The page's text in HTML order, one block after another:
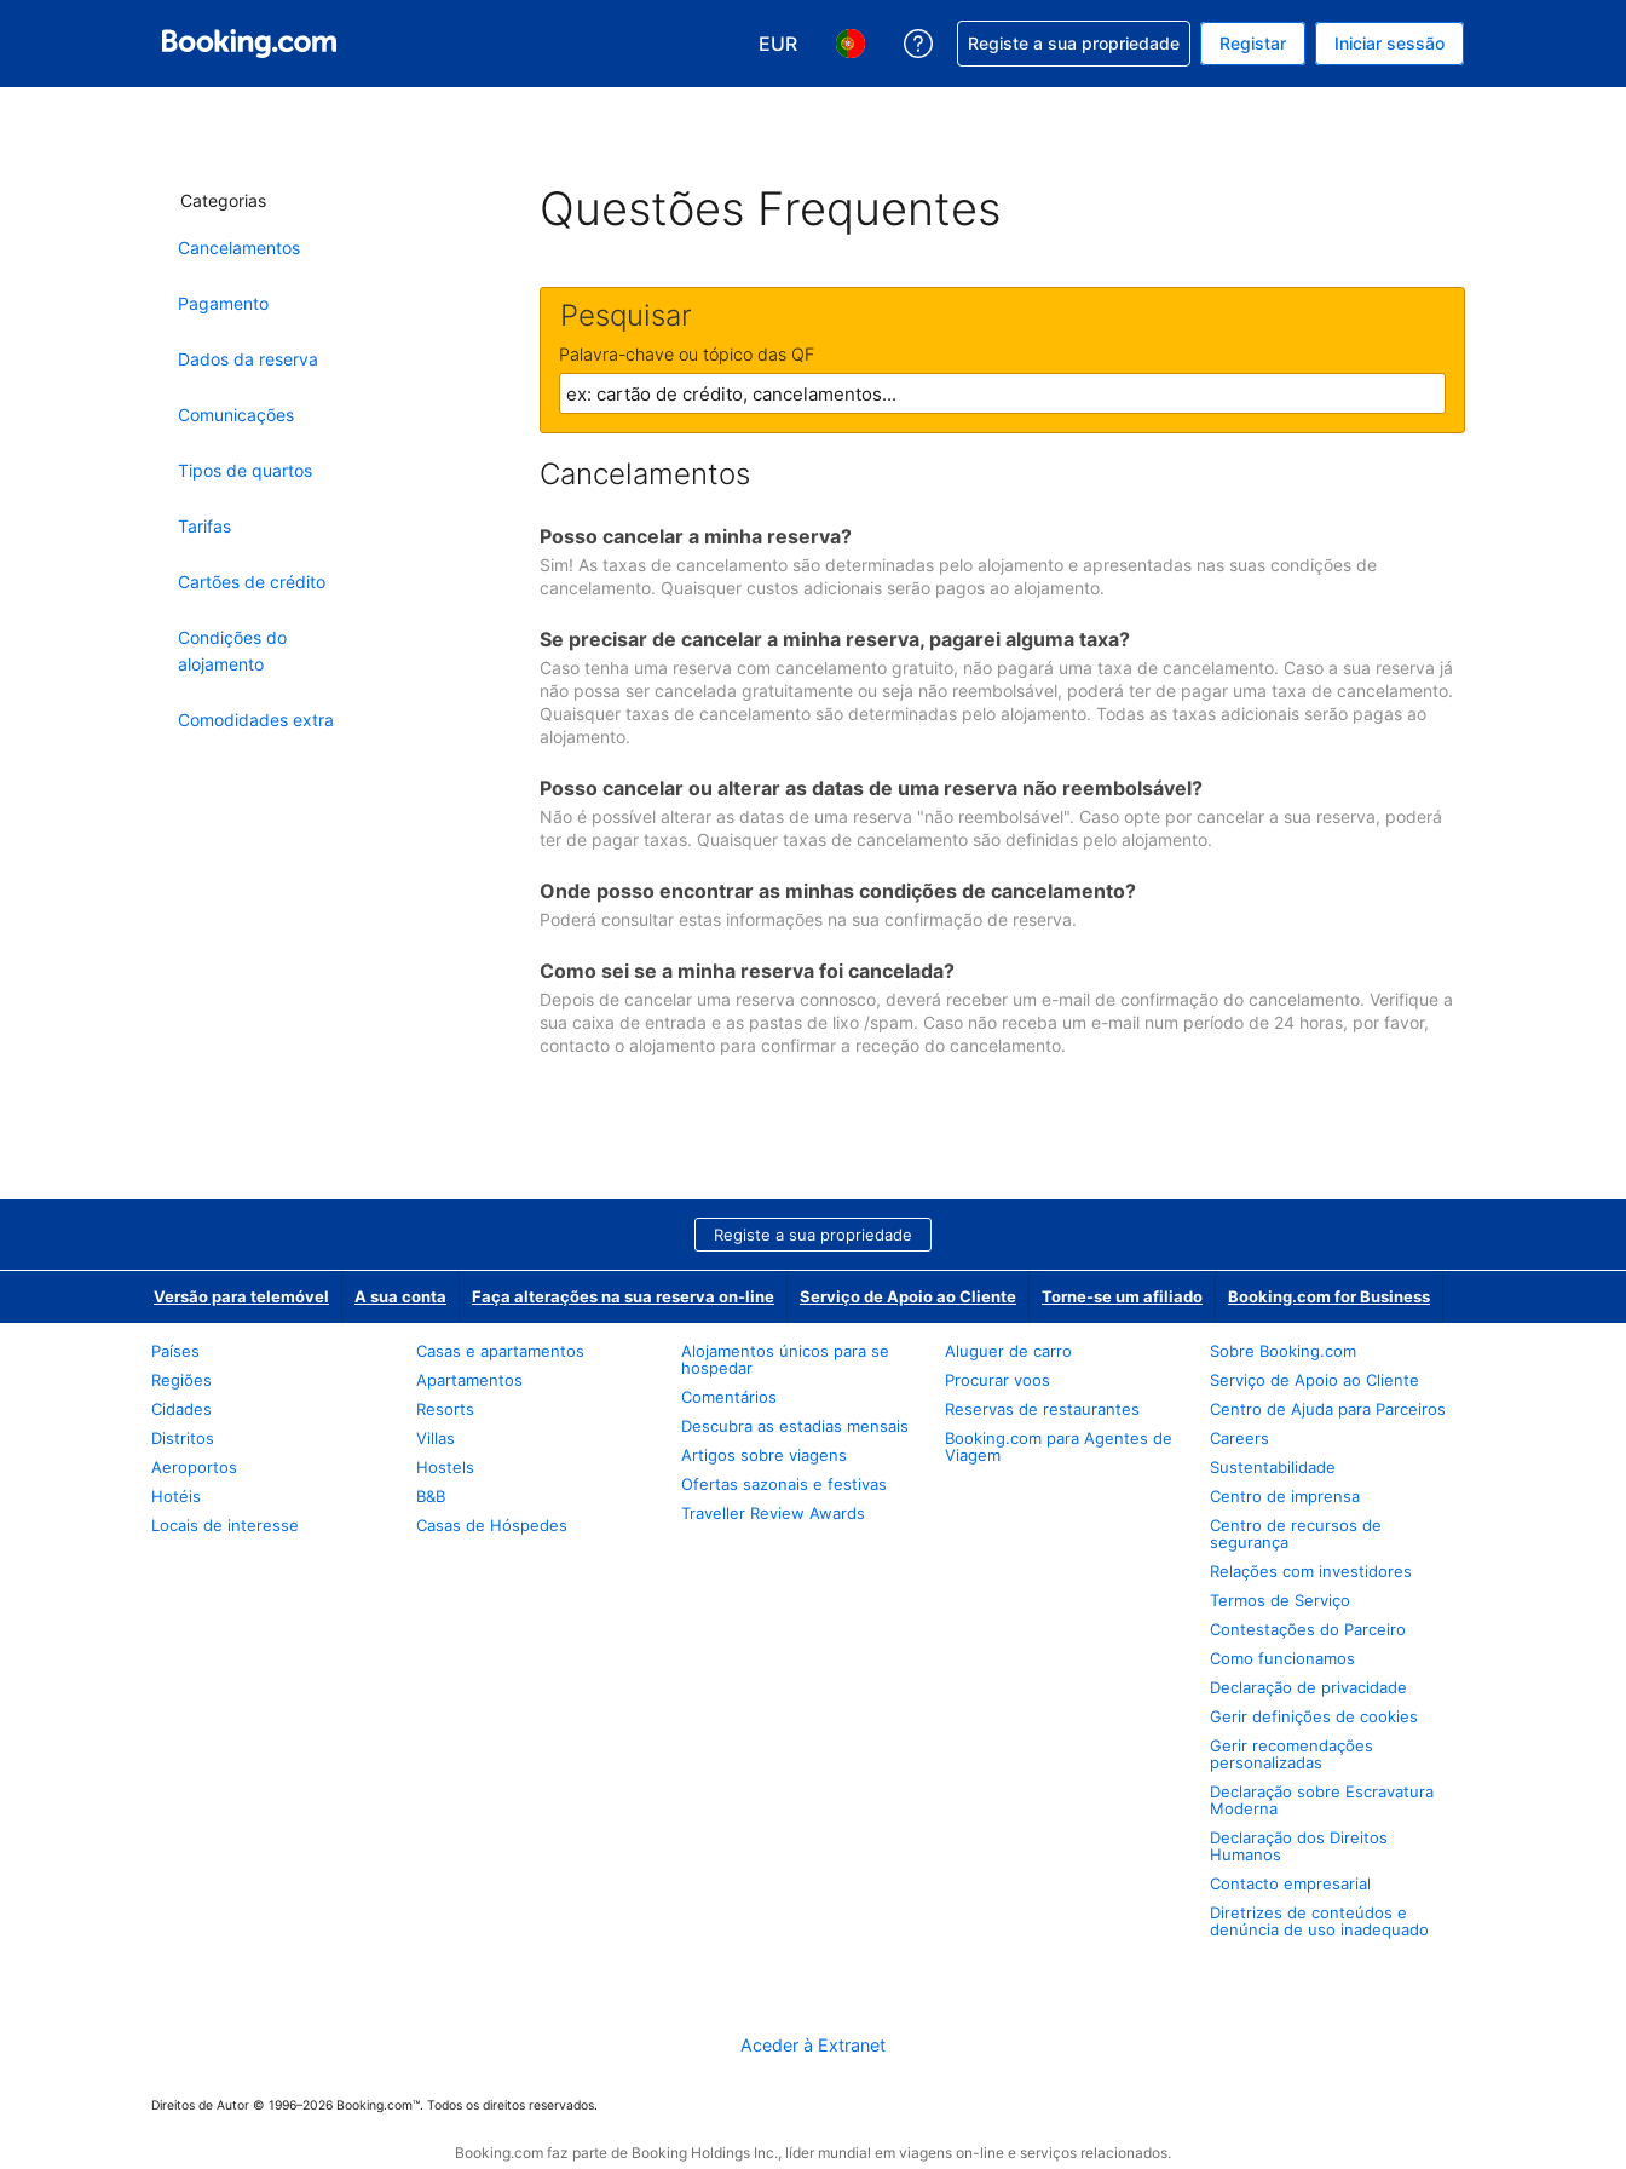
EUR
Escolha a sua moeda. A sua moeda atual é EUR
Escolha o seu idioma. O seu idioma atual é Português
Obtenha ajuda com a sua reserva
Registe a sua propriedade Registar Iniciar sessão
Categorias
Cancelamentos
Pagamento
Dados da reserva
Comunicações
Tipos de quartos
Tarifas
Cartões de crédito
Condições do
alojamento
Comodidades extra
Questões Frequentes
Pesquisar
Palavra-chave ou tópico das QF
Cancelamentos
Posso cancelar a minha reserva?
Sim! As taxas de cancelamento são determinadas pelo alojamento e apresentadas nas suas condições de
cancelamento. Quaisquer custos adicionais serão pagos ao alojamento.
Se precisar de cancelar a minha reserva, pagarei alguma taxa?
Caso tenha uma reserva com cancelamento gratuito, não pagará uma taxa de cancelamento. Caso a sua reserva já
não possa ser cancelada gratuitamente ou seja não reembolsável, poderá ter de pagar uma taxa de cancelamento.
Quaisquer taxas de cancelamento são determinadas pelo alojamento. Todas as taxas adicionais serão pagas ao
alojamento.
Posso cancelar ou alterar as datas de uma reserva não reembolsável?
Não é possível alterar as datas de uma reserva "não reembolsável". Caso opte por cancelar a sua reserva, poderá
ter de pagar taxas. Quaisquer taxas de cancelamento são definidas pelo alojamento.
Onde posso encontrar as minhas condições de cancelamento?
Poderá consultar estas informações na sua confirmação de reserva.
Como sei se a minha reserva foi cancelada?
Depois de cancelar uma reserva connosco, deverá receber um e-mail de confirmação do cancelamento. Verifique a
sua caixa de entrada e as pastas de lixo /spam. Caso não receba um e-mail num período de 24 horas, por favor,
contacto o alojamento para confirmar a receção do cancelamento.
Registe a sua propriedade
Versão para telemóvel A sua conta Faça alterações na sua reserva on-line Serviço de Apoio ao Cliente Torne-se um afiliado Booking.com for Business
Países
Regiões
Cidades
Distritos
Aeroportos
Hotéis
Locais de interesse
Casas e apartamentos
Apartamentos
Resorts
Villas
Hostels
B&B
Casas de Hóspedes
Alojamentos únicos para se
hospedar
Comentários
Descubra as estadias mensais
Artigos sobre viagens
Ofertas sazonais e festivas
Traveller Review Awards
Aluguer de carro
Procurar voos
Reservas de restaurantes
Booking.com para Agentes de
Viagem
Sobre Booking.com
Serviço de Apoio ao Cliente
Centro de Ajuda para Parceiros
Careers
Sustentabilidade
Centro de imprensa
Centro de recursos de
segurança
Relações com investidores
Termos de Serviço
Contestações do Parceiro
Como funcionamos
Declaração de privacidade
Gerir definições de cookies
Gerir recomendações
personalizadas
Declaração sobre Escravatura
Moderna
Declaração dos Direitos
Humanos
Contacto empresarial
Diretrizes de conteúdos e
denúncia de uso inadequado
Aceder à Extranet
Direitos de Autor © 1996–2026 Booking.com™. Todos os direitos reservados.
Booking.com faz parte de Booking Holdings Inc., líder mundial em viagens on-line e serviços relacionados.